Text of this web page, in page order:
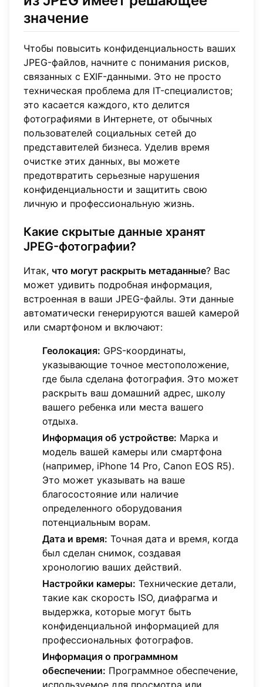
значение
Чтобы повысить конфиденциальность ваших
JPEG-файлов, начните с понимания рисков,
связанных с EXIF-данными. Это не просто
техническая проблема для IT-специалистов;
это касается каждого, кто делится
фотографиями в Интернете, от обычных
пользователей социальных сетей до
представителей бизнеса. Уделив время
очистке этих данных, вы можете
предотвратить серьезные нарушения
конфиденциальности и защитить свою
личную и профессиональную жизнь.
Какие скрытые данные хранят
JPEG-фотографии?
Итак, что могут раскрыть метаданные? Вас
может удивить подробная информация,
встроенная в ваши JPEG-файлы. Эти данные
автоматически генерируются вашей камерой
или смартфоном и включают:
Геолокация: GPS-координаты,
указывающие точное местоположение,
где была сделана фотография. Это может
раскрыть ваш домашний адрес, школу
вашего ребенка или места вашего
отдыха.
Информация об устройстве: Марка и
модель вашей камеры или смартфона
(например, iPhone 14 Pro, Canon EOS R5).
Это может указывать на ваше
благосостояние или наличие
определенного оборудования
потенциальным ворам.
Дата и время: Точная дата и время, когда
был сделан снимок, создавая
хронологию ваших действий.
Настройки камеры: Технические детали,
такие как скорость ISO, диафрагма и
выдержка, которые могут быть
конфиденциальной информацией для
профессиональных фотографов.
Информация о программном
обеспечении: Программное обеспечение,